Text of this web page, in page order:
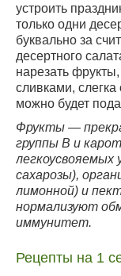
устроить
только одни
буквально за
десертного
нарезать
сливками,
можно будет
Фрукты —
группы В и
легкоусвояемых
сахарозы),
лимонной) и
нормализуют
иммунитет.
Рецепты на 1